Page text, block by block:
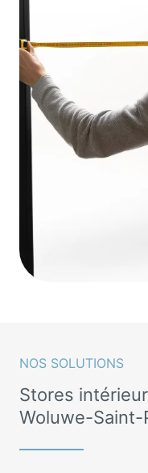
NOS SOLUTIONS
Stores
Woluwe-Saint-